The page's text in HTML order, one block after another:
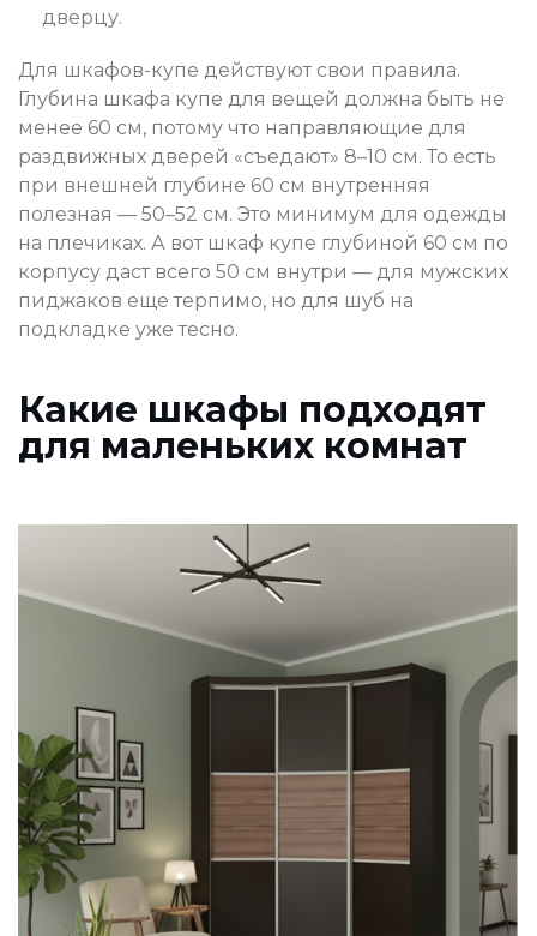
дверцу.
Для шкафов-купе действуют свои правила.
Глубина шкафа купе для вещей должна быть не
менее 60 см, потому что направляющие для
раздвижных дверей «съедают» 8–10 см. То есть
при внешней глубине 60 см внутренняя
полезная — 50–52 см. Это минимум для одежды
на плечиках. А вот шкаф купе глубиной 60 см по
корпусу даст всего 50 см внутри — для мужских
пиджаков еще терпимо, но для шуб на
подкладке уже тесно.
Какие шкафы подходят
для маленьких комнат